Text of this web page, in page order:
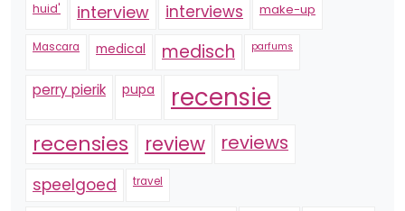
huid' interview interviews make-up
Mascara medical medisch parfums
perry pierik pupa recensie
recensies review reviews
speelgoed travel